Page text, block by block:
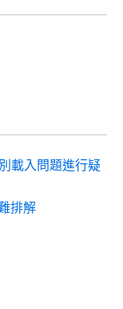
載入問題進行疑
排解